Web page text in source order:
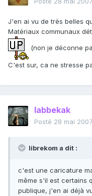
J'en ai vu de très belles
Matériaux communaux
(non je déconne
C'est sur, ca ne stresse
labbekak
Posté 28 mai 2007
librekom a dit :
c'est une caricature
même s'il est certains
publique, j'en ai déjà